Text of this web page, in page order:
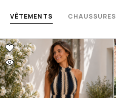
VÊTEMENTS CHAUSSURES